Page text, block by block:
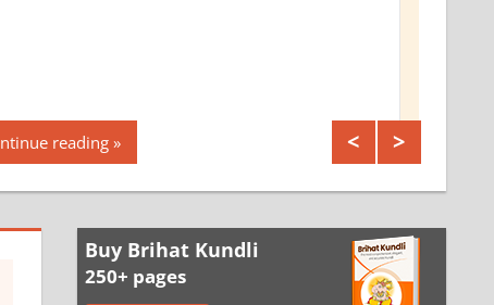
Continue reading
Buy Brihat Kundli
250+ pages